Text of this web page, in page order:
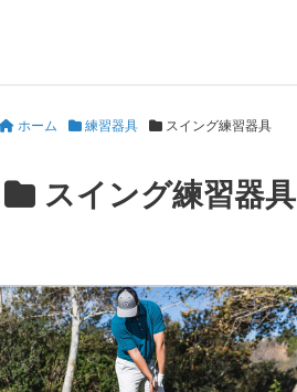
ホーム 練習器具 スイング練習器具
スイング練習器具